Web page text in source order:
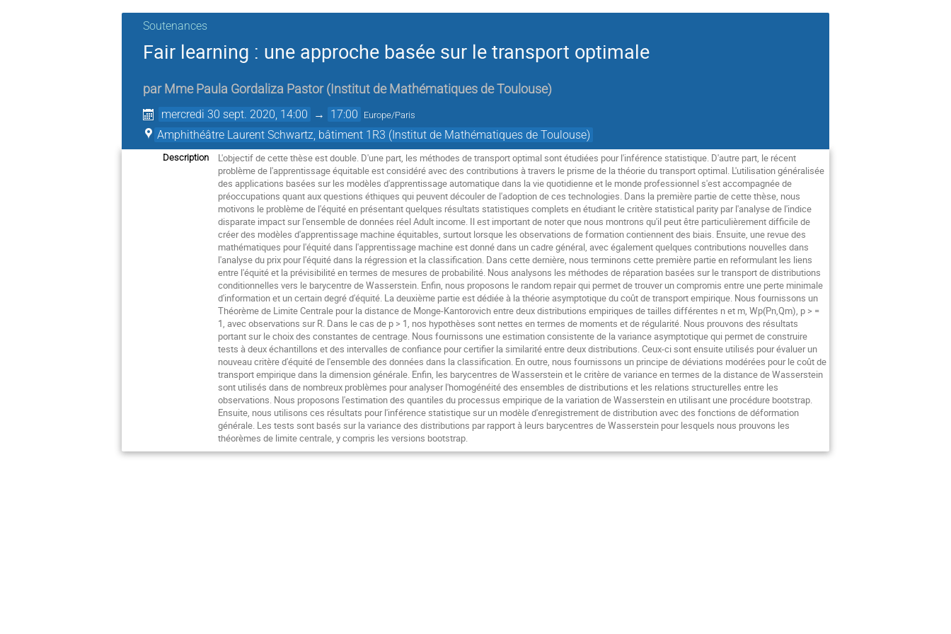
Soutenances
Fair learning : une approche basée sur le transport optimale
par Mme Paula Gordaliza Pastor ( Institut de Mathématiques de Toulouse)
mercredi 30 sept. 2020, 14:00 → 17:00 Europe/Paris
Amphithéâtre Laurent Schwartz, bâtiment 1R3 (Institut de Mathématiques de Toulouse)
Description
L'objectif de cette thèse est double. D'une part, les méthodes de transport optimal sont étudiées pour l'inférence statistique. D'autre part, le récent
problème de l'apprentissage équitable est considéré avec des contributions à travers le prisme de la théorie du transport optimal. L'utilisation généralisée
des applications basées sur les modèles d'apprentissage automatique dans la vie quotidienne et le monde professionnel s'est accompagnée de
préoccupations quant aux questions éthiques qui peuvent découler de l'adoption de ces technologies. Dans la première partie de cette thèse, nous
motivons le problème de l'équité en présentant quelques résultats statistiques complets en étudiant le critère statistical parity par l'analyse de l'indice
disparate impact sur l'ensemble de données réel Adult income. Il est important de noter que nous montrons qu'il peut être particulièrement difficile de
créer des modèles d'apprentissage machine équitables, surtout lorsque les observations de formation contiennent des biais. Ensuite, une revue des
mathématiques pour l'équité dans l'apprentissage machine est donné dans un cadre général, avec également quelques contributions nouvelles dans
l'analyse du prix pour l'équité dans la régression et la classification. Dans cette dernière, nous terminons cette première partie en reformulant les liens
entre l'équité et la prévisibilité en termes de mesures de probabilité. Nous analysons les méthodes de réparation basées sur le transport de distributions
conditionnelles vers le barycentre de Wasserstein. Enfin, nous proposons le random repair qui permet de trouver un compromis entre une perte minimale
d'information et un certain degré d'équité. La deuxième partie est dédiée à la théorie asymptotique du coût de transport empirique. Nous fournissons un
Théorème de Limite Centrale pour la distance de Monge-Kantorovich entre deux distributions empiriques de tailles différentes n et m, Wp(Pn,Qm), p > =
1, avec observations sur R. Dans le cas de p > 1, nos hypothèses sont nettes en termes de moments et de régularité. Nous prouvons des résultats
portant sur le choix des constantes de centrage. Nous fournissons une estimation consistente de la variance asymptotique qui permet de construire
tests à deux échantillons et des intervalles de confiance pour certifier la similarité entre deux distributions. Ceux-ci sont ensuite utilisés pour évaluer un
nouveau critère d'équité de l'ensemble des données dans la classification. En outre, nous fournissons un principe de déviations modérées pour le coût de
transport empirique dans la dimension générale. Enfin, les barycentres de Wasserstein et le critère de variance en termes de la distance de Wasserstein
sont utilisés dans de nombreux problèmes pour analyser l'homogénéité des ensembles de distributions et les relations structurelles entre les
observations. Nous proposons l'estimation des quantiles du processus empirique de la variation de Wasserstein en utilisant une procédure bootstrap.
Ensuite, nous utilisons ces résultats pour l'inférence statistique sur un modèle d'enregistrement de distribution avec des fonctions de déformation
générale. Les tests sont basés sur la variance des distributions par rapport à leurs barycentres de Wasserstein pour lesquels nous prouvons les
théorèmes de limite centrale, y compris les versions bootstrap.